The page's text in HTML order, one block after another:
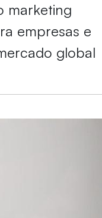
marketing
empresas e
global